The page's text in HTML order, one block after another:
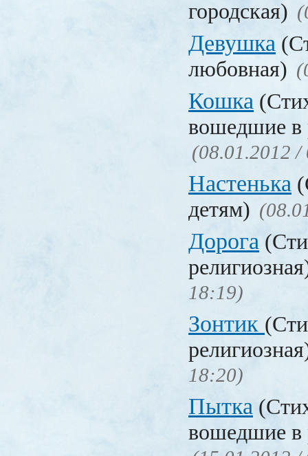
городская)
Девушка
любовная)
Кошка
вошедшие в
(08.01.2012 /
Настенька
детям)
Дорога
18:19)
Зонтик
18:20)
Пытка
вошедшие в